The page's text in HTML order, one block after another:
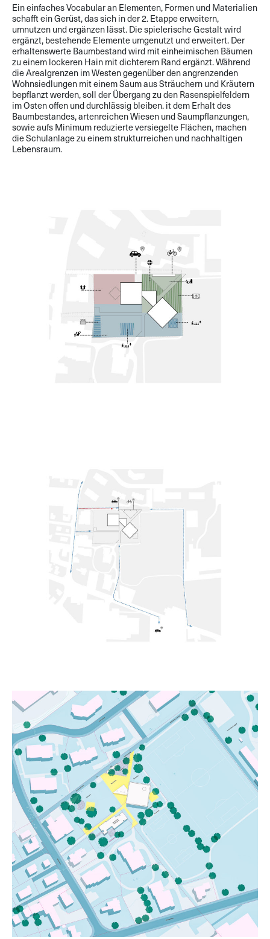
Ein einfaches Vocabular an Elementen, Formen und Materialien
schafft ein Gerüst, das sich in der 2. Etappe erweitern,
umnutzen und ergänzen lässt. Die spielerische Gestalt wird
ergänzt, bestehende Elemente umgenutzt und erweitert. Der
erhaltenswerte Baumbestand wird mit einheimischen Bäumen
zu einem lockeren Hain mit dichterem Rand ergänzt. Während
die Arealgrenzen im Westen gegenüber den angrenzenden
Wohnsiedlungen mit einem Saum aus Sträuchern und Kräutern
bepflanzt werden, soll der Übergang zu den Rasenspielfeldern
im Osten offen und durchlässig bleiben. it dem Erhalt des
Baumbestandes, artenreichen Wiesen und Saumpflanzungen,
sowie aufs Minimum reduzierte versiegelte Flächen, machen
die Schulanlage zu einem strukturreichen und nachhaltigen
Lebensraum.